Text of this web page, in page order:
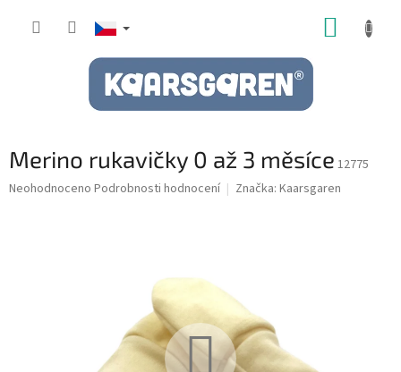
Merino rukavičky 0 až 3 měsíce 12775
Průměrné
Neohodnoceno Podrobnosti hodnocení Značka: Kaarsgaren